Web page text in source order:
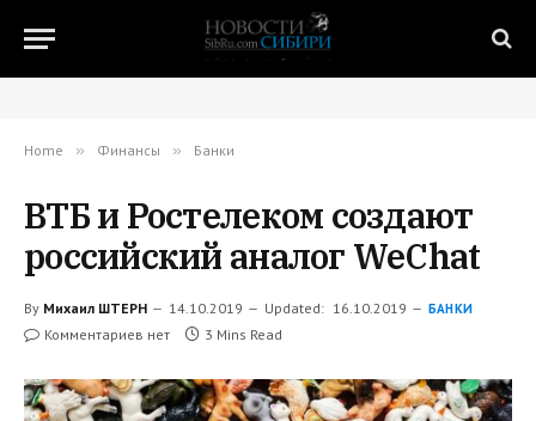
Home » Финансы » Банки
ВТБ и Ростелеком создают
российский аналог WeChat
By Михаил ШТЕРН 14.10.2019 Updated: 16.10.2019 БАНКИ
Комментариев нет 3 Mins Read